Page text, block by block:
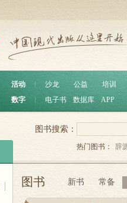
活动 沙龙 公益
培训
数字
电子书 数据库 APP
图书搜索：
热门图书： 辞
图书 新书 常备